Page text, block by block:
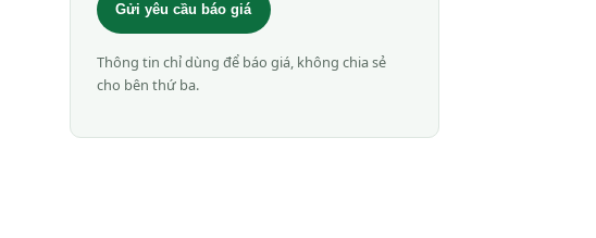
Gửi yêu cầu báo giá
Thông tin chỉ dùng để báo giá, không chia sẻ
cho bên thứ ba.